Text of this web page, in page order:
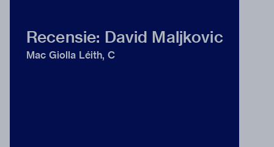
Recensie: David Maljkovic
Mac Giolla Léith, C